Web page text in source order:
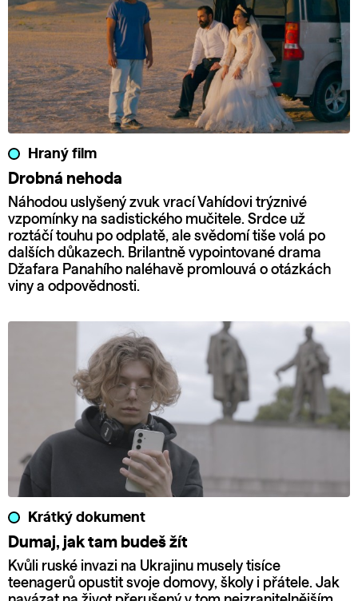
Hraný film
Drobná nehoda
Náhodou uslyšený zvuk vrací Vahídovi trýznivé
vzpomínky na sadistického mučitele. Srdce už
roztáčí touhu po odplatě, ale svědomí tiše volá po
dalších důkazech. Brilantně vypointované drama
Džafara Panahího naléhavě promlouvá o otázkách
viny a odpovědnosti.
Krátký dokument
Dumaj, jak tam budeš žít
Kvůli ruské invazi na Ukrajinu musely tisíce
teenagerů opustit svoje domovy, školy i přátele. Jak